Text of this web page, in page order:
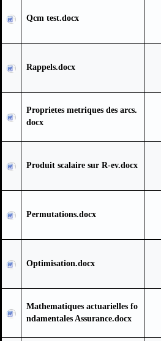
Qcm test.docx
Rappels.docx
Proprietes metriques des arcs.
docx
Produit scalaire sur R-ev.docx
Permutations.docx
Optimisation.docx
Mathematiques actuarielles fo
ndamentales Assurance.docx